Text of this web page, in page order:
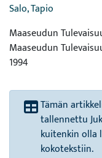
Salo, Tapio
Maaseudun
Maaseudun
1994
Tämän
tallennettu
kuitenkin olla
kokotekstiin.